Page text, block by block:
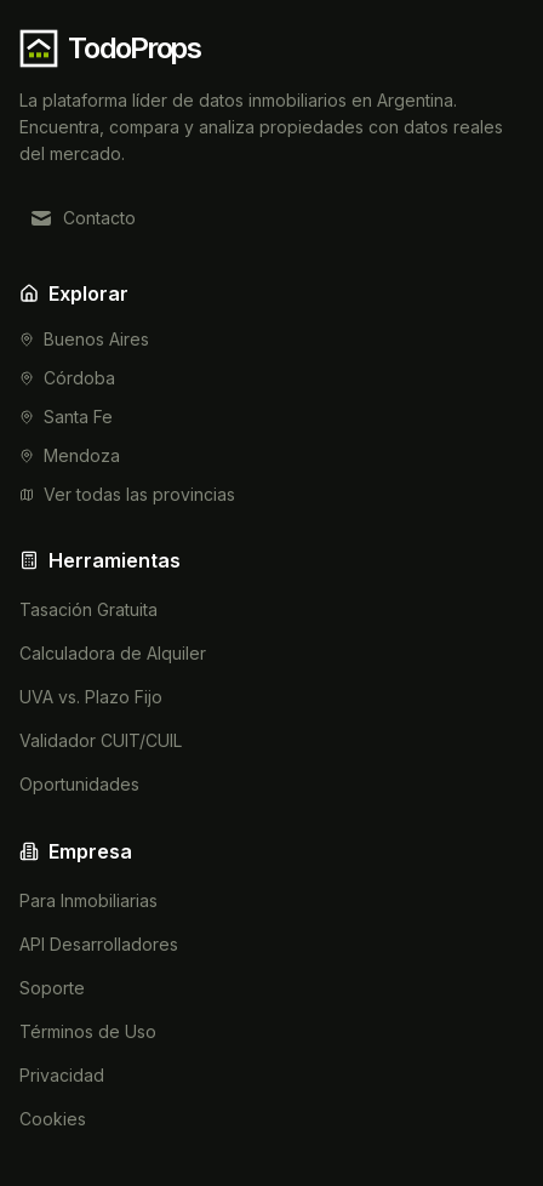
TodoProps
La plataforma líder de datos inmobiliarios en Argentina.
Encuentra, compara y analiza propiedades con datos reales
del mercado.
Contacto
Explorar
Buenos Aires
Córdoba
Santa Fe
Mendoza
Ver todas las provincias
Herramientas
Tasación Gratuita
Calculadora de Alquiler
UVA vs. Plazo Fijo
Validador CUIT/CUIL
Oportunidades
Empresa
Para Inmobiliarias
API Desarrolladores
Soporte
Términos de Uso
Privacidad
Cookies